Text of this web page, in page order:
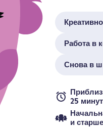
Работа в
Снова в
25 минут
и старше